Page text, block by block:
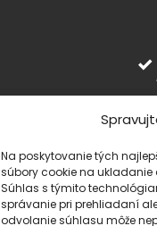
Na poskytovanie tých
súbory cookie na
Súhlas s týmito
správanie pri prehliadaní
odvolanie súhlasu môže